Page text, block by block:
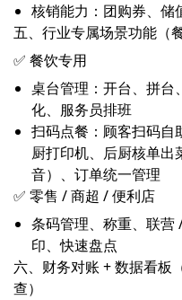
核销能力：团购券、储
五、行业专属场景功能（
✅ 餐饮专用
桌台管理：开台、拼台
化、服务员排班
扫码点餐：顾客扫码自
厨打印机、后厨核单
音）、订单统一管理
✅ 零售 / 商超 / 便利店
条码管理、称重、联营
印、快速盘点
六、财务对账 + 数据看板
查）